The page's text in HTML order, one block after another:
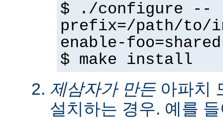
$ ./configure --
prefix=/path/
enable-foo=shared
$ make install
제삼자가 만든아파치
설치하는 경우. 예를